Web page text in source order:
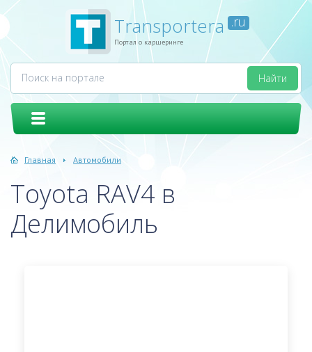
Transportera .ru
Портал о каршеринге
Главная Автомобили
Toyota RAV4 в
Делимобиль